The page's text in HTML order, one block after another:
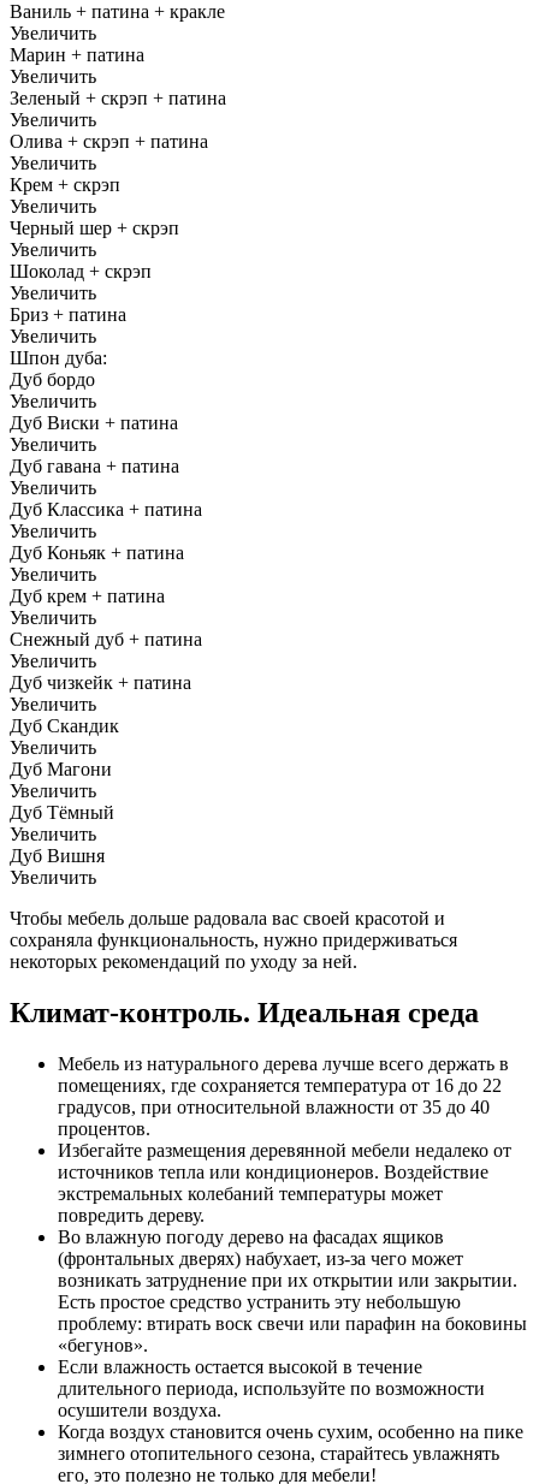
Ваниль + патина + кракле
Увеличить
Марин + патина
Увеличить
Зеленый + скрэп + патина
Увеличить
Олива + скрэп + патина
Увеличить
Крем + скрэп
Увеличить
Черный шер + скрэп
Увеличить
Шоколад + скрэп
Увеличить
Бриз + патина
Увеличить
Шпон дуба:
Дуб бордо
Увеличить
Дуб Виски + патина
Увеличить
Дуб гавана + патина
Увеличить
Дуб Классика + патина
Увеличить
Дуб Коньяк + патина
Увеличить
Дуб крем + патина
Увеличить
Снежный дуб + патина
Увеличить
Дуб чизкейк + патина
Увеличить
Дуб Скандик
Увеличить
Дуб Магони
Увеличить
Дуб Тёмный
Увеличить
Дуб Вишня
Увеличить
Чтобы мебель дольше радовала вас своей красотой и
сохраняла функциональность, нужно придерживаться
некоторых рекомендаций по уходу за ней.
Климат-контроль. Идеальная среда
Мебель из натурального дерева лучше всего держать в
помещениях, где сохраняется температура от 16 до 22
градусов, при относительной влажности от 35 до 40
процентов.
Избегайте размещения деревянной мебели недалеко от
источников тепла или кондиционеров. Воздействие
экстремальных колебаний температуры может
повредить дереву.
Во влажную погоду дерево на фасадах ящиков
(фронтальных дверях) набухает, из-за чего может
возникать затруднение при их открытии или закрытии.
Есть простое средство устранить эту небольшую
проблему: втирать воск свечи или парафин на боковины
«бегунов».
Если влажность остается высокой в течение
длительного периода, используйте по возможности
осушители воздуха.
Когда воздух становится очень сухим, особенно на пике
зимнего отопительного сезона, старайтесь увлажнять
его, это полезно не только для мебели!